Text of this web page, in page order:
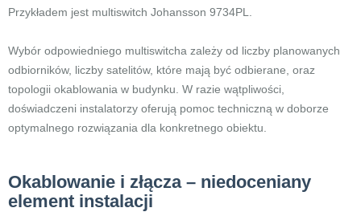
Przykładem jest multiswitch Johansson 9734PL.
Wybór odpowiedniego multiswitcha zależy od liczby planowanych
odbiorników, liczby satelitów, które mają być odbierane, oraz
topologii okablowania w budynku. W razie wątpliwości,
doświadczeni instalatorzy oferują pomoc techniczną w doborze
optymalnego rozwiązania dla konkretnego obiektu.
Okablowanie i złącza – niedoceniany
element instalacji